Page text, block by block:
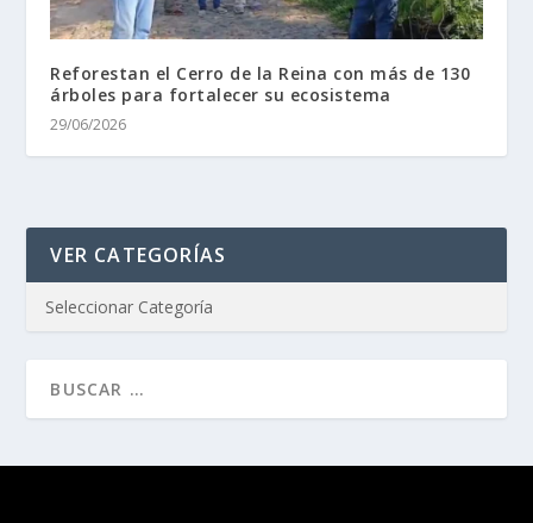
Reforestan el Cerro de la Reina con más de 130
árboles para fortalecer su ecosistema
29/06/2026
VER CATEGORÍAS